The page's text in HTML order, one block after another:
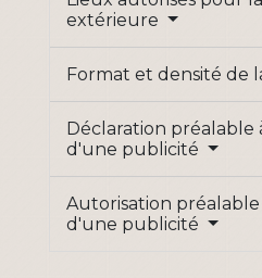
extérieure
Format et densité de
Déclaration préalable
d'une publicité
Autorisation
d'une publicité